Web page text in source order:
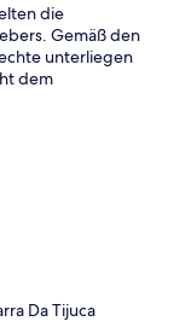
die
Gemäß den
unterliegen
dem
Da Tijuca